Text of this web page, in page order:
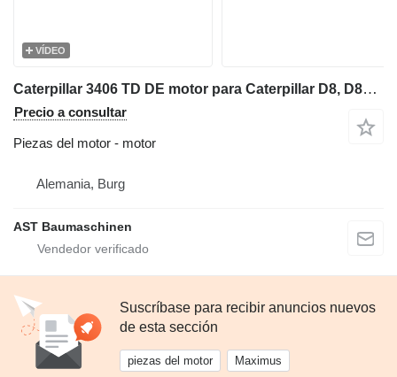
VÍDEO
Caterpillar 3406 TD DE motor para Caterpillar D8, D8R bulldozer
Precio a consultar
Piezas del motor - motor
Alemania, Burg
AST Baumaschinen
Suscríbase para recibir anuncios nuevos
de esta sección
piezas del motor Maximus